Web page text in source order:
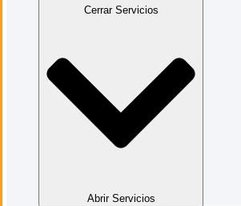
Cerrar Servicios
Abrir Servicios